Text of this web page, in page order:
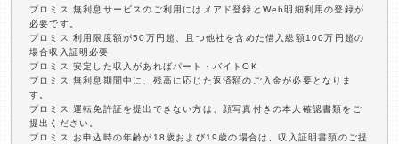
プロミス 無利息サービスのご利用にはメアド登録とWeb明細利用の登録が
必要です。
プロミス 利用限度額が50万円超、且つ他社を含めた借入総額100万円超の
場合収入証明必要
プロミス 安定した収入があればパート・バイトOK
プロミス 無利息期間中に、残高に応じた返済額のご入金が必要となりま
す。
プロミス 運転免許証を提出できない方は、顔写真付きの本人確認書類をご
提出ください。
プロミス お申込時の年齢が18歳および19歳の場合は、収入証明書類のご提